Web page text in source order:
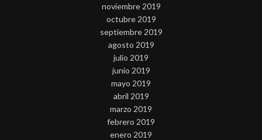
noviembre 2019
octubre 2019
septiembre 2019
agosto 2019
julio 2019
junio 2019
mayo 2019
abril 2019
marzo 2019
febrero 2019
enero 2019